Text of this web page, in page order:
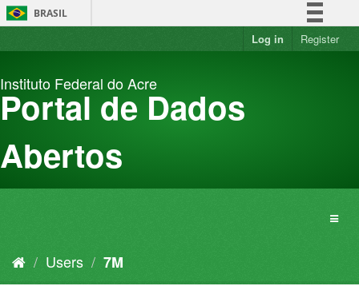
Skip
to
BRASIL
Simplifique!
Acesso à informação
Log in Register
Instituto Federal do Acre
Portal de Dados
Abertos
Users 7M